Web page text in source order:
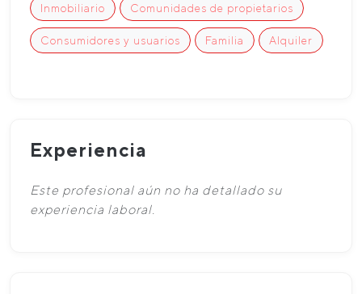
Inmobiliario Comunidades de propietarios
Consumidores y usuarios Familia Alquiler
Experiencia
Este profesional aún no ha detallado su
experiencia laboral.